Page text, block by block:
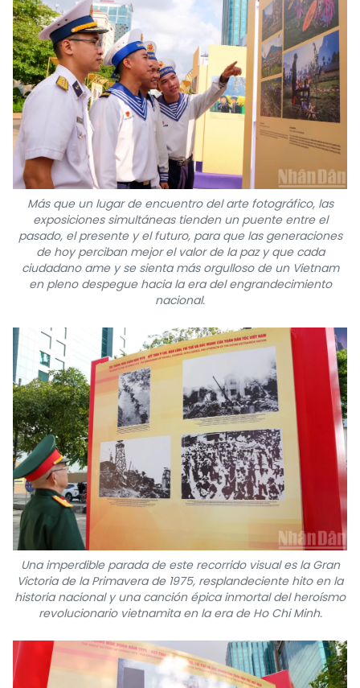
Más que un lugar de encuentro del arte fotográfico, las
exposiciones simultáneas tienden un puente entre el
pasado, el presente y el futuro, para que las generaciones
de hoy perciban mejor el valor de la paz y que cada
ciudadano ame y se sienta más orgulloso de un Vietnam
en pleno despegue hacia la era del engrandecimiento
nacional.
Una imperdible parada de este recorrido visual es la Gran
Victoria de la Primavera de 1975, resplandeciente hito en la
historia nacional y una canción épica inmortal del heroísmo
revolucionario vietnamita en la era de Ho Chi Minh.